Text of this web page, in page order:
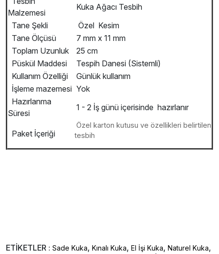
Malzemesi
Kuka Ağacı Tesbih
Tane Şekli
Özel Kesim
Tane Ölçüsü
7 mm x 11 mm
Toplam Uzunluk
25 cm
Püskül Maddesi
Tespih Danesi (Sistemli)
Kullanım Özelliği
Günlük kullanım
İşleme mazemesi Yok
Hazırlanma
Süresi
1 - 2 İş günü içerisinde hazırlanır
Paket İçeriği
Özel karton kutusu ve özellikleri belirtilen
tesbih
ETİKETLER : Sade Kuka, Kınalı Kuka, El İşi Kuka, Naturel Kuka,